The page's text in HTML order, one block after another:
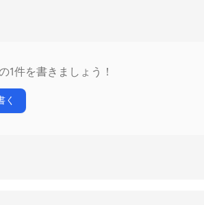
1件を書きましょう！
く